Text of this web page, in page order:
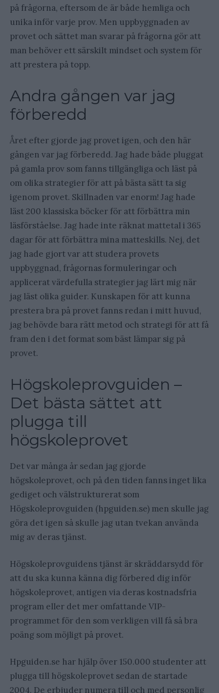
på frågorna, eftersom de är både hemliga och
unika inför varje prov. Men uppbyggnaden av
provet och sättet man svarar på frågorna gör att
man behöver ett särskilt mindset och system för
att prestera på topp.
Andra gången var jag
förberedd
Året efter gjorde jag provet igen, och den här
gången var jag förberedd. Jag hade både pluggat
på gamla prov som fanns tillgängliga och läst på
om olika strategier för att på bästa sätt ta sig
igenom provet. Skillnaden var enorm! Jag hade
läst 200 klassiska böcker för att förbättra min
läsförståelse. Jag hade inte räknat mattetal i 365
dagar för att förbättra mina matteskills. Nej, det
jag hade gjort var att studera provets
uppbyggnad, frågornas formuleringar och
applicerat värdefulla strategier jag lärt mig när
jag läst olika guider. Kunskapen för att kunna
prestera bra på provet fanns redan i mitt huvud,
jag behövde bara rätt metod och strategi för att få
fram den i det format som bäst lämpar sig på
provet.
Högskoleprovguiden –
Det bästa sättet att
plugga till
högskoleprovet
Det var många år sedan jag gjorde
högskoleprovet, och på den tiden fanns inget lika
gediget och välstrukturerat som
Högskoleprovguiden (hpguiden.se) men skulle jag
göra det igen så skulle jag utan tvekan använda
mig av deras tjänst.
Högskoleprovguidens tjänst är skräddarsydd för
att du ska kunna känna dig förbered dig inför
högskoleprovet, antigen via deras kostnadsfria
program eller det mer omfattande VIP-
programmet för den som verkligen vill få så bra
poäng som möjligt på provet.
Hpguiden.se har hjälp över 150.000 studenter att
plugga till högskoleprovet sedan de startade
2004. De erbjuder numera till och med personlig